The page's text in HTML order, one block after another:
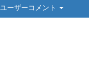
ユーザーコメント